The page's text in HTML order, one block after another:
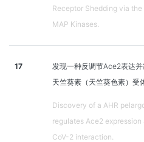
Receptor Shedding via
MAP Kinases.
17
发现一种反调节Ace2表达
天竺葵素（天竺葵色素）受
Discovery of a AHR
regulates Ace2
CoV-2 interaction.